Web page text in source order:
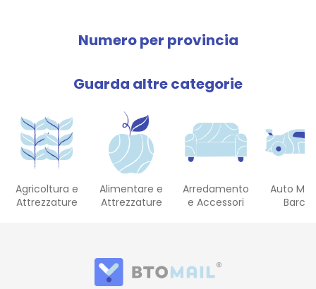
Numero per provincia
Guarda altre categorie
Agricoltura e
Attrezzature
Alimentare e
Attrezzature
Arredamento
e Accessori
Auto